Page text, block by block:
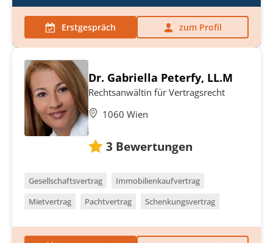
Erstgespräch zum Profil
Dr. Gabriella Peterfy, LL.M
Rechtsanwältin für Vertragsrecht
1060 Wien
3 Bewertungen
Gesellschaftsvertrag
Immobilienkaufvertrag
Mietvertrag
Pachtvertrag Schenkungsvertrag